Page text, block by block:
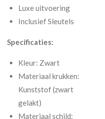
Luxe uitvoering
Inclusief Sleutels
Specificaties:
Kleur: Zwart
Materiaal krukken:
Kunststof (zwart
gelakt)
Materiaal schild: